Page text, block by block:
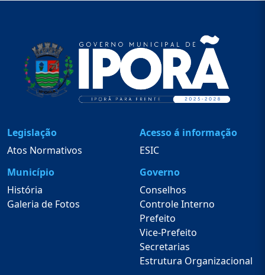
Legislação
Atos Normativos
Acesso á informação
ESIC
Município
História
Galeria de Fotos
Governo
Conselhos
Controle Interno
Prefeito
Vice-Prefeito
Secretarias
Estrutura Organizacional